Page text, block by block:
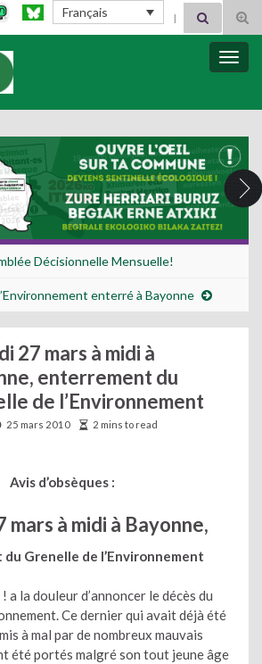
Français Search for:
Décisionnelle Mensuelle!
enterré à Bayonne
27 mars à midi à
enterrement du
de l’Environnement
25 mars 2010 2 mins to read
Avis d’obsèques :
mars à midi à Bayonne,
Grenelle de l’Environnement
a la douleur d’annoncer le décès du
Ce dernier qui avait déjà été
à mal par de nombreux mauvais
été portés malgré son tout jeune âge